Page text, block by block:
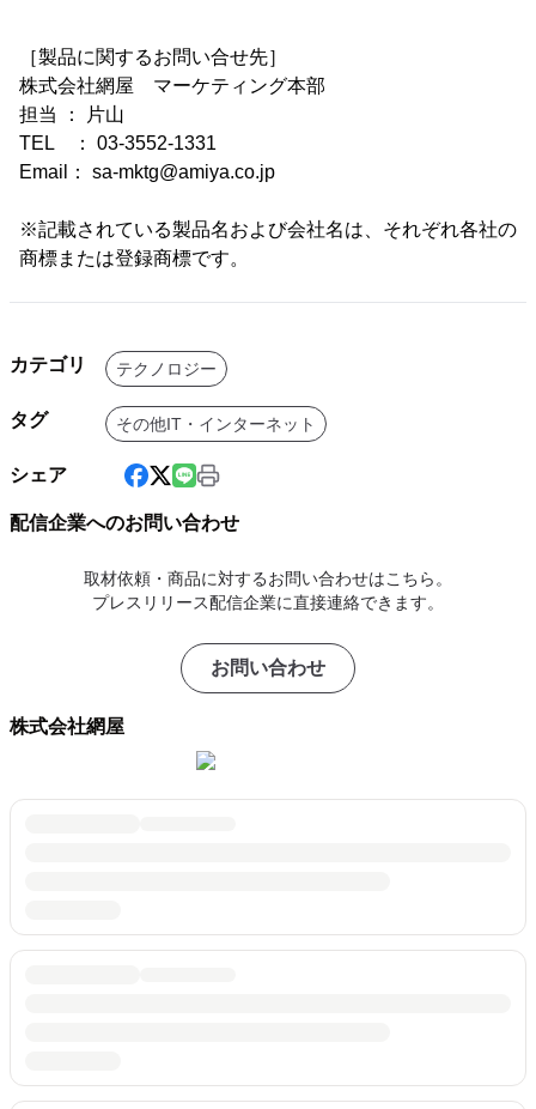
［製品に関するお問い合せ先］
株式会社網屋 マーケティング本部
担当 ： 片山
TEL ： 03-3552-1331
Email： sa-mktg@amiya.co.jp
※記載されている製品名および会社名は、それぞれ各社の
商標または登録商標です。
カテゴリ テクノロジー
タグ その他IT・インターネット
シェア
配信企業へのお問い合わせ
取材依頼・商品に対するお問い合わせはこちら。
プレスリリース配信企業に直接連絡できます。
お問い合わせ
株式会社網屋